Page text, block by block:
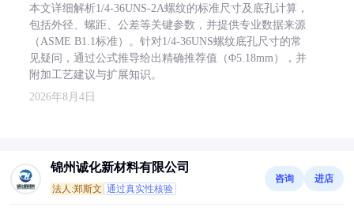
本文详细解析1/4-36UNS-2A螺纹的标准尺寸及底孔计算，
包括外径、螺距、公差等关键参数，并提供专业数据来源
（ASME B1.1标准）。针对1/4-36UNS螺纹底孔尺寸的常
见疑问，通过公式推导给出精确推荐值（Φ5.18mm），并
附加工艺建议与扩展知识。
2026年8月4日
锦州诚化新材料有限公司
法人:郑斯文 通过真实性核验
咨询 进店